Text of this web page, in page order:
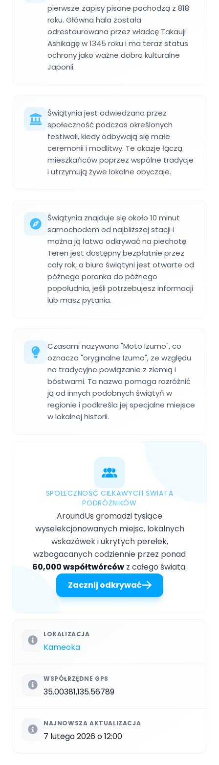
pierwsze zapisy pisane pochodzą z 818
roku. Główna hala została
odrestaurowana przez władcę Takauji
Ashikagę w 1345 roku i ma teraz status
ochrony jako ważne dobro kulturalne
Japonii.
Świątynia jest odwiedzana przez
społeczność podczas określonych
festiwali, kiedy odbywają się małe
ceremonii i modlitwy. Te okazje łączą
mieszkańców poprzez wspólne tradycje
i utrzymują żywe lokalne obyczaje.
Świątynia znajduje się około 10 minut
samochodem od najbliższej stacji i
można ją łatwo odkrywać na piechotę.
Teren jest dostępny bezpłatnie przez
cały rok, a biuro świątyni jest otwarte od
późnego poranka do późnego
popołudnia, jeśli potrzebujesz informacji
lub masz pytania.
Czasami nazywana "Moto Izumo", co
oznacza "oryginalne Izumo", ze względu
na tradycyjne powiązanie z ziemią i
bóstwami. Ta nazwa pomaga rozróżnić
ją od innych podobnych świątyń w
regionie i podkreśla jej specjalne miejsce
w lokalnej historii.
SPOŁECZNOŚĆ CIEKAWYCH ŚWIATA
PODRÓŻNIKÓW
AroundUs gromadzi tysiące
wyselekcjonowanych miejsc, lokalnych
wskazówek i ukrytych perełek,
wzbogacanych codziennie przez ponad
60,000 współtwórców z całego świata.
Zacznij odkrywać
LOKALIZACJA
Kameoka
WSPÓŁRZĘDNE GPS
35.00381,135.56789
NAJNOWSZA AKTUALIZACJA
7 lutego 2026 o 12:00